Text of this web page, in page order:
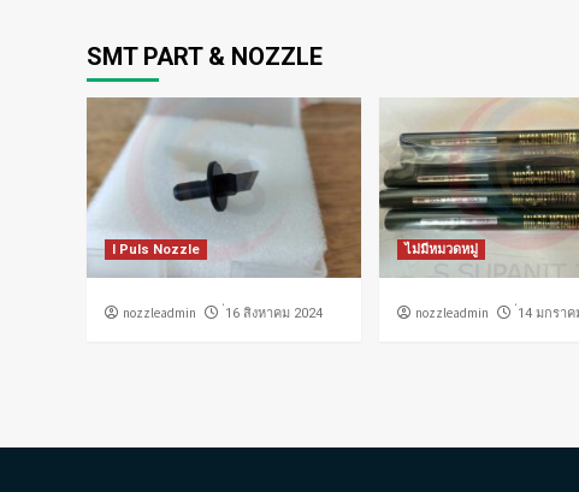
SMT PART & NOZZLE
I Puls Nozzle
nozzleadmin ่16 สิงหาคม 2024
ไม่มีหมวดหมู่
nozzleadmin 14 มกราค